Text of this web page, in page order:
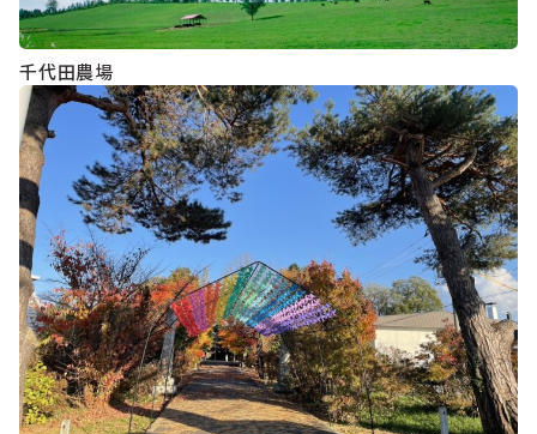
千代田農場